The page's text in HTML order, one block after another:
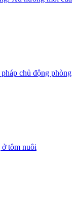
chủ động phòng
ở tôm nuôi